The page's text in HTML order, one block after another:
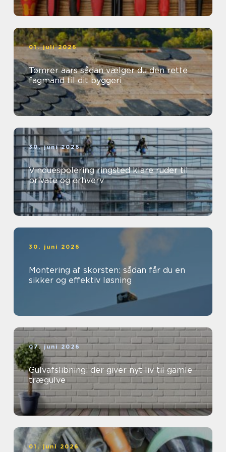
01. juli 2026
Tømrer aars sådan vælger du den rette
fagmand til dit byggeri
30. juni 2026
Vinduespolering ringsted klare ruder til
private og erhverv
30. juni 2026
Montering af skorsten: sådan får du en
sikker og effektiv løsning
07. juni 2026
Gulvafslibning: der giver nyt liv til gamle
trægulve
01. juni 2026